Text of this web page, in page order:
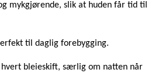
mykgjørende, slik at huden får tid til
til daglig forebygging.
hvert bleieskift, særlig om natten når